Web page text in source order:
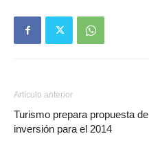
Artículo anterior
Turismo prepara propuesta de
inversión para el 2014